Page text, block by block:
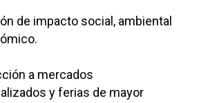
de impacto social, ambiental
a mercados
y ferias de mayor